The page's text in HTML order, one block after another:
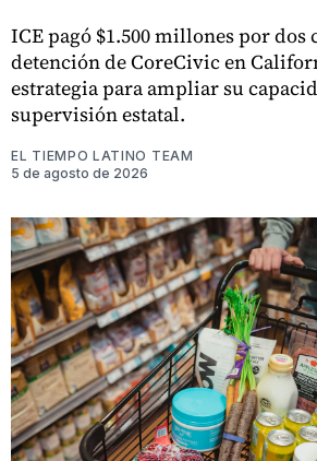
ICE pagó $1.500 millones por dos
detención de CoreCivic en
estrategia para ampliar su
supervisión estatal.
EL TIEMPO LATINO TEAM
5 de agosto de 2026